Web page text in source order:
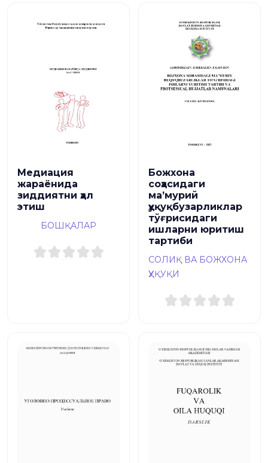
Медиация
жараёнида
зиддиятни ҳал
этиш
БОШҚАЛАР
Божхона
соҳасидаги
ма’мурий
ҳуқуқбузарликлар
тўғрисидаги
ишларни юритиш
тартиби
СОЛИҚ ВА БОЖХОНА
ҲУҚУҚИ